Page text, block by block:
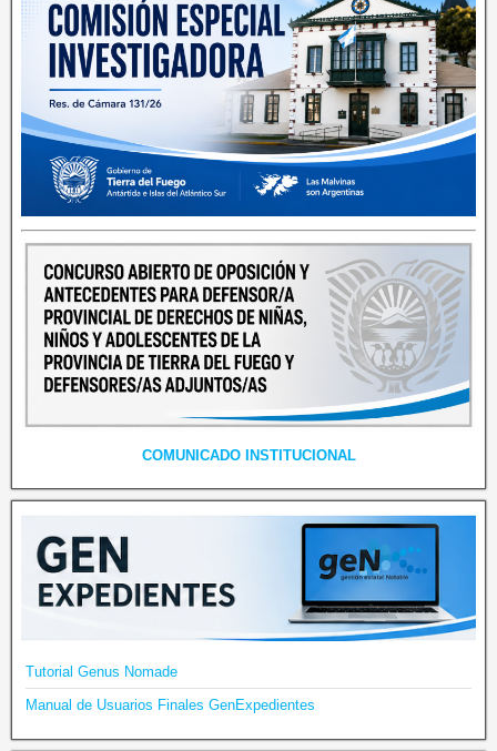
COMUNICADO INSTITUCIONAL
Tutorial Genus Nomade
Manual de Usuarios Finales GenExpedientes